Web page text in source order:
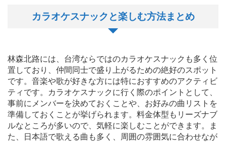
カラオケスナックと楽しむ方法まとめ
林森北路には、台湾ならではのカラオケスナックも多く位
置しており、仲間同士で盛り上がるための絶好のスポット
です。音楽や歌が好きな方には特におすすめのアクティビ
ティです。カラオケスナックに行く際のポイントとして、
事前にメンバーを決めておくことや、お好みの曲リストを
準備しておくことが挙げられます。料金体型もリーズナブ
ルなところが多いので、気軽に楽しむことができます。ま
た、日本語で歌える曲も多く、周囲の雰囲気に合わせなが